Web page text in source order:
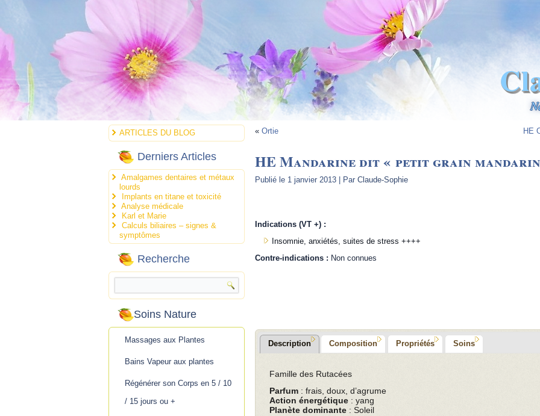
ARTICLES DU BLOG
Derniers Articles
Amalgames dentaires et métaux
lourds
Implants en titane et toxicité
Analyse médicale
Karl et Marie
Calculs biliaires – signes &
symptômes
Recherche
Soins Nature
Massages aux Plantes
Bains Vapeur aux plantes
Régénérer son Corps en 5 / 10
/ 15 jours ou +
« Ortie HE
HE Mandarine dit « petit grain
Publié le 1 janvier 2013 Par Claude-Sophie
Indications (VT +) :
Insomnie, anxiétés, suites de stress ++++
Contre-indications : Non connues
Description Composition Propriétés Soins
Famille des Rutacées
Parfum: frais, doux, d’agrume
Action énergétique: yang
Planète dominante: Soleil